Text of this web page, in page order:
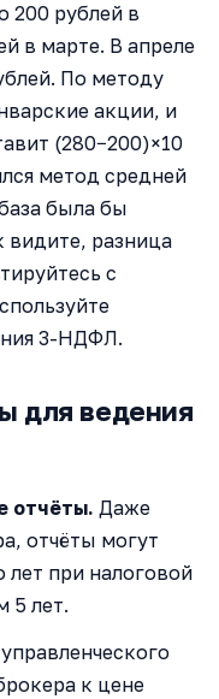
200 рублей в
в марте. В апреле
По методу
акции, и
(280−200)×10
метод средней
была бы
видите, разница
с
3-НДФЛ.
для ведения
отчёты. Даже
отчёты могут
лет при налоговой
5 лет.
к цене